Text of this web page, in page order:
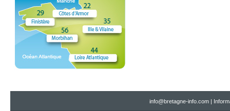
info@bretagne-info.com|